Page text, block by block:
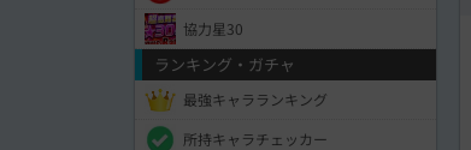
協力星30
ランキング・ガチャ
最強キャラランキング
所持キャラチェッカー